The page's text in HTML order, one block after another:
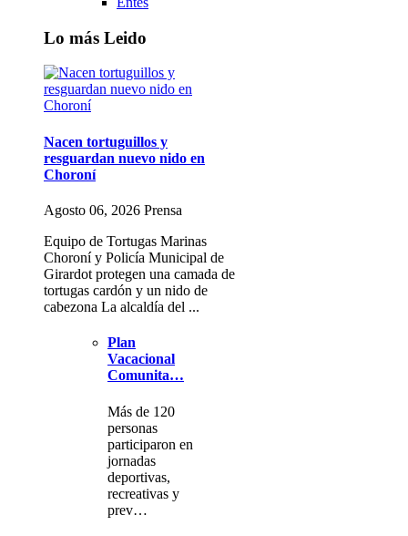
Lo más Leido
Nacen tortuguillos y
resguardan nuevo nido en
Choroní
Agosto 06, 2026 Prensa
Equipo de Tortugas Marinas
Choroní y Policía Municipal de
Girardot protegen una camada de
tortugas cardón y un nido de
cabezona La alcaldía del ...
Plan
Vacacional
Comunita…
Más de 120
personas
participaron en
jornadas
deportivas,
recreativas y
prev…